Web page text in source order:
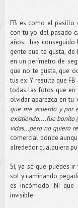
FB es como el pasillo
con tu yo del pasado
años...has
gente que te gusta,
en un perímetro de
que no te gusta, que
tus ex. Y resulta que
todas las fotos que en
olvidar aparezca en tu
que me acuerdo y por
existiendo....fue bonito
vidas...pero no quiero
comercial dónde
alrededor cualquiera
Sí, ya sé que puedes
sol y caminando
es incómodo. Ni
invisible.